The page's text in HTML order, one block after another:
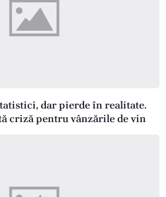
dar pierde în realitate.
criză pentru vânzările de vin